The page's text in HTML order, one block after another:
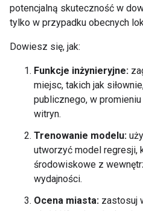
potencjalną skuteczność w
tylko w przypadku obecnych
Dowiesz się, jak:
Funkcje inżynieryjne:
miejsc, takich jak
publicznego, w
witryn.
Trenowanie modelu:
utworzyć model regresji,
środowiskowe z
wydajności.
Ocena miasta: zastosuj